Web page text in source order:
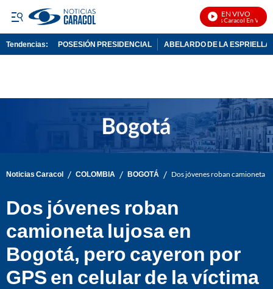
EN VIVO
Noticias Caracol En Vivo
Tendencias: POSESIÓN PRESIDENCIAL ABELARDO DE LA ESPRIELLA
Noticias Caracol / COLOMBIA / BOGOTÁ / Dos jóvenes roban camioneta
Dos jóvenes roban
camioneta lujosa en
Bogotá, pero cayeron por
GPS en celular de la víctima